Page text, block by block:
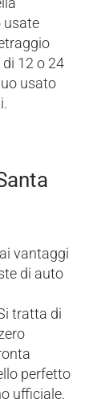
usate
12 o 24
usato
vantaggi
di auto
tratta di
perfetto
ufficiale.